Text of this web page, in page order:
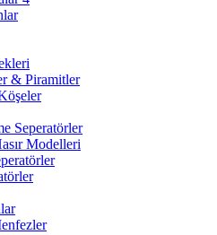
& Piramitler
Seperatörler
Modelleri